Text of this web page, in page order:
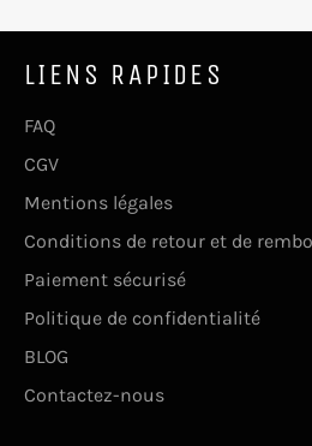
LIENS RAPIDES
FAQ
CGV
Mentions légales
Conditions de retour et de
Paiement sécurisé
Politique de confidentialité
BLOG
Contactez-nous